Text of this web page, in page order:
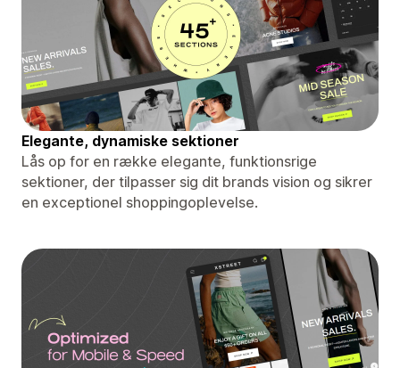
Elegante, dynamiske sektioner
Lås op for en række elegante, funktionsrige
sektioner, der tilpasser sig dit brands vision og sikrer
en exceptionel shoppingoplevelse.